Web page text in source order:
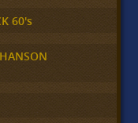
60's